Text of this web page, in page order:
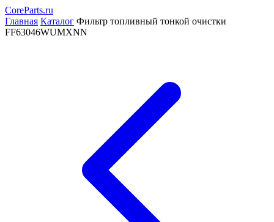
CoreParts.ru
Главная Каталог Фильтр топливный тонкой очистки
FF63046WUMXNN